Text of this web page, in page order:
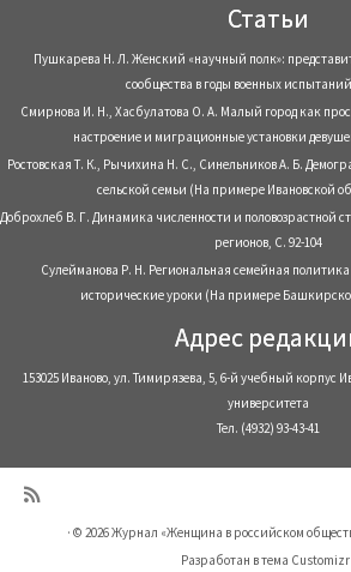
Статьи
Пушкарева Н. Л. Женский «научный полк»:
сообщества в годы военных
Смирнова И. Н., Хасбулатова О. А. Малый город как
настроение и миграционные установки
Ростовская Т. К., Рычихина Н. С., Синельников А. Б.
сельской семьи (На примере Ивановской
Доброхлеб В. Г. Динамика численности и половозрастной
регионов, С. 92-104
Сулейманова Р. Н. Региональная семейная политика
исторические уроки (На примере
Адрес
153025 Иваново, ул. Тимирязева, 5, 6-й учебный корпус
университета
Тел. (4932) 93-43-41
· © 2026Журнал «Женщина в российском
Разработан втема Customizr